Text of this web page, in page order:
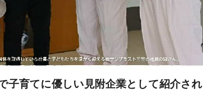
子育てに優しい見附企業として紹介され